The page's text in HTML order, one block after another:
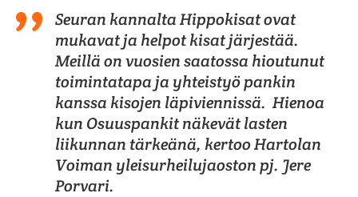
Seuran kannalta Hippokisat ovat
mukavat ja helpot kisat järjestää.
Meillä on vuosien saatossa hioutunut
toimintatapa ja yhteistyö pankin
kanssa kisojen läpiviennissä. Hienoa
kun Osuuspankit näkevät lasten
liikunnan tärkeänä, kertoo Hartolan
Voiman yleisurheilujaoston pj. Jere
Porvari.